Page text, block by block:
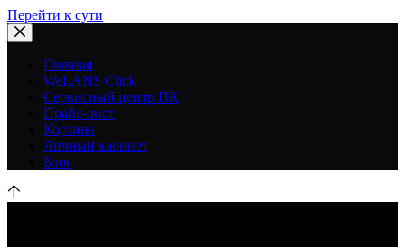
Перейти к сути
Главная
WeLANS Click
Сервисный центр ПК
Прайс-лист
Корзина
Личный кабинет
Блог